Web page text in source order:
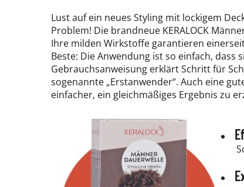
Lust auf ein neues Styling mit lockigem
Problem! Die brandneue KERALOCK
Ihre milden Wirkstoffe garantieren
Beste: Die Anwendung ist so einfach,
Gebrauchsanweisung erklärt Schritt für
sogenannte „Erstanwender“. Auch eine
einfacher, ein gleichmäßiges Ergebnis zu